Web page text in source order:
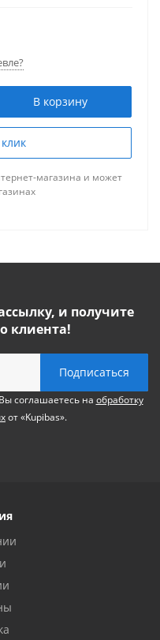
В корзину
магазина и может
и получите
клиента!
соглашаетесь на обработку
от «Kupibas».